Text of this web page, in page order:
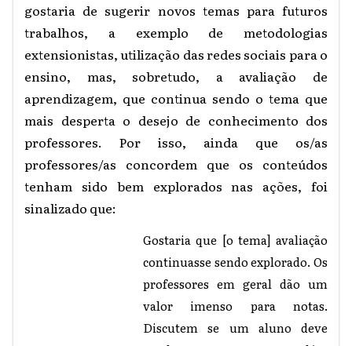
gostaria de sugerir novos temas para futuros
trabalhos, a exemplo de metodologias
extensionistas, utilização das redes sociais para o
ensino, mas, sobretudo, a avaliação de
aprendizagem, que continua sendo o tema que
mais desperta o desejo de conhecimento dos
professores. Por isso, ainda que os/as
professores/as concordem que os conteúdos
tenham sido bem explorados nas ações, foi
sinalizado que:
Gostaria que [o tema] avaliação
continuasse sendo explorado. Os
professores em geral dão um
valor imenso para notas.
Discutem se um aluno deve